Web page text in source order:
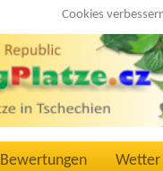
Cookies
Bewertungen Wetter